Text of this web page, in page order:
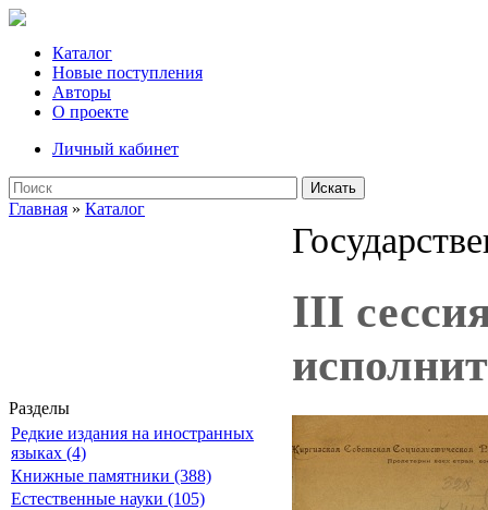
Каталог
Новые поступления
Авторы
О проекте
Личный кабинет
Искать
Главная » Каталог
Разделы
Редкие издания на иностранных
языках (4)
Книжные памятники (388)
Естественные науки (105)
III